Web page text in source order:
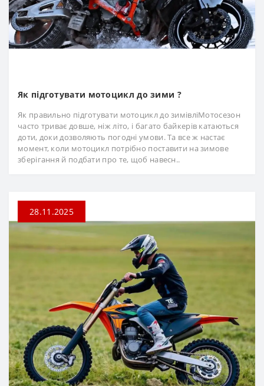
Як підготувати мотоцикл до зими ?
Як правильно підготувати мотоцикл до зимівліМотосезон
часто триває довше, ніж літо, і багато байкерів катаються
доти, доки дозволяють погодні умови. Та все ж настає
момент, коли мотоцикл потрібно поставити на зимове
зберігання й подбати про те, щоб навесн..
28.11.2025